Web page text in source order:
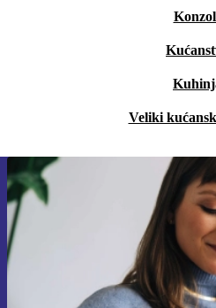
Veliki
Prijavi se na
Nikad više ne